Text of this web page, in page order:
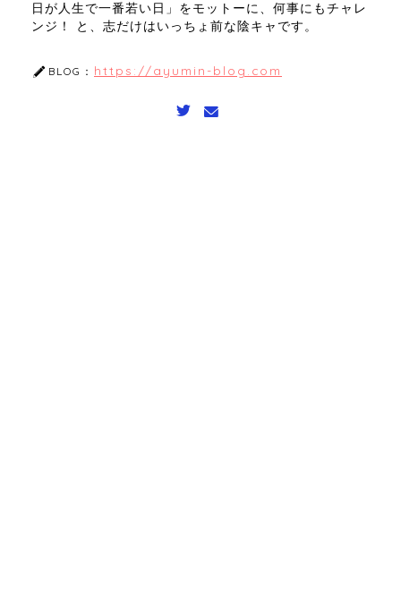
日が人生で一番若い日」をモットーに、何事にもチャレ
ンジ！ と、志だけはいっちょ前な陰キャです。
BLOG： https://ayumin-blog.com